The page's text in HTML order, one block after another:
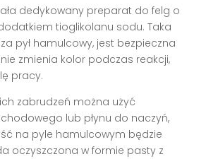
dedykowany preparat do felg o
tioglikolanu sodu. Taka
pył hamulcowy, jest bezpieczna
zmienia kolor podczas reakcji,
pracy.
zabrudzeń można użyć
lub płynu do naczyń,
na pyle hamulcowym będzie
oczyszczona w formie pasty z